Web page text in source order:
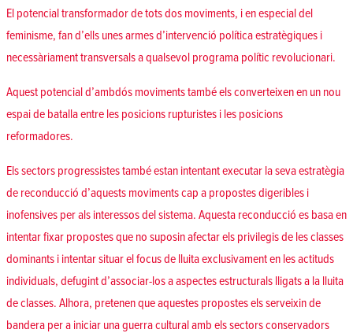
El potencial transformador de tots dos moviments, i en especial del
feminisme, fan d’ells unes armes d’intervenció política estratègiques i
necessàriament transversals a qualsevol programa polític revolucionari.
Aquest potencial d’ambdós moviments també els converteixen en un nou
espai de batalla entre les posicions rupturistes i les posicions
reformadores.
Els sectors progressistes també estan intentant executar la seva estratègia
de reconducció d’aquests moviments cap a propostes digeribles i
inofensives per als interessos del sistema. Aquesta reconducció es basa en
intentar fixar propostes que no suposin afectar els privilegis de les classes
dominants i intentar situar el focus de lluita exclusivament en les actituds
individuals, defugint d’associar-los a aspectes estructurals lligats a la lluita
de classes. Alhora, pretenen que aquestes propostes els serveixin de
bandera per a iniciar una guerra cultural amb els sectors conservadors